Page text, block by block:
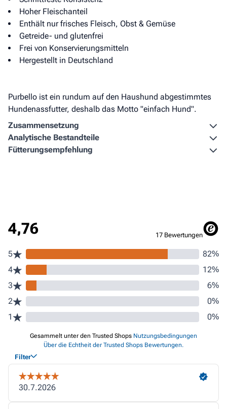
Hoher Fleischanteil
Enthält nur frisches Fleisch, Obst & Gemüse
Getreide- und glutenfrei
Frei von Konservierungsmitteln
Hergestellt in Deutschland
Purbello ist ein rundum auf den Haushund abgestimmtes
Hundenassfutter, deshalb das Motto "einfach Hund".
Zusammen­setzung
Analytische Bestandteile
Fütterungs­empfehlung